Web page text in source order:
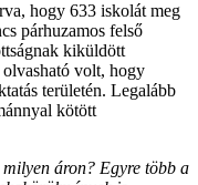
hogy 633 iskolát meg
párhuzamos felső
kiküldött
olvasható volt, hogy
területén. Legalább
kötött
áron? Egyre több a